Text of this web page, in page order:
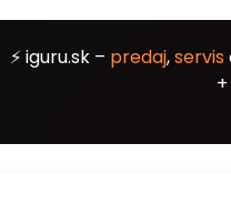
⚡ iguru.sk – predaj,servis